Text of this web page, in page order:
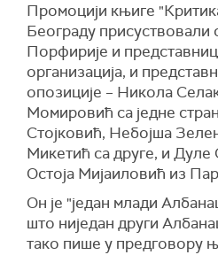
Промоцији књиге
Београду присуствовали
Порфирије и
организација, и
опозиције – Никола
Момировић са једне
Стојковић, Небојша
Микетић са друге, и Дуле
Остоја Мијаиловић из
Он је "један млади
што ниједан други
тако пише у предговору